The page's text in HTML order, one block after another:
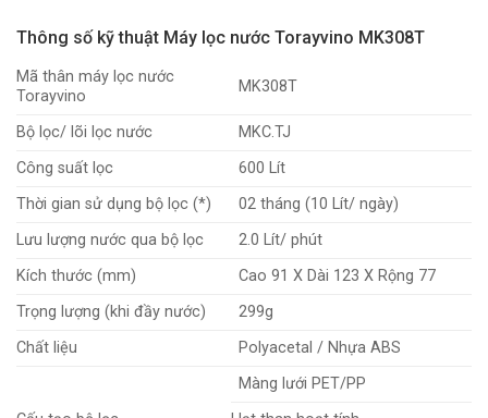
Thông số kỹ thuật Máy lọc nước Torayvino MK308T
Mã thân máy lọc nước
Torayvino
MK308T
Bộ lọc/ lõi lọc nước
MKC.TJ
Công suất lọc
600 Lít
Thời gian sử dụng bộ lọc (*)
02 tháng (10 Lít/ ngày)
Lưu lượng nước qua bộ lọc
2.0 Lít/ phút
Kích thước (mm)
Cao 91 X Dài 123 X Rộng 77
Trọng lượng (khi đầy nước)
299g
Chất liệu
Polyacetal / Nhựa ABS
Màng lưới PET/PP